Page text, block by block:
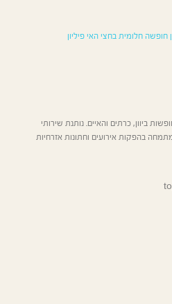
חופשה חלומית בחצי האי פיליון
ביוון, כרתים והאיים. נותנת שירותי
בהפקות אירועים וחתונות אזרחיות